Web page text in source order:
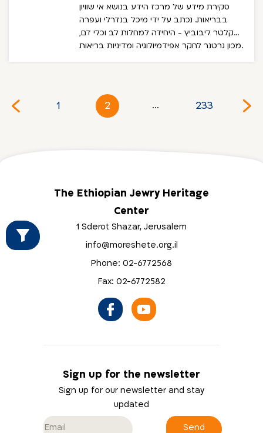
סקירת מידע של מרכז הידע בנושא אי שוויון
בבריאות. נכתב על ידי מיכל בנדרלי ועפרה
קלטר ליבוביץ - היחידה למחלות לב וכלי דם,
מכון גרטנר לחקר אפידמיולוגיה ומדיניות בריאות.
1 2 ... 233
The Ethiopian Jewry Heritage
Center
1 Sderot Shazar, Jerusalem
info@moreshete.org.il
Phone: 02-6772568
Fax: 02-6772582
Sign up for the newsletter
Sign up for our newsletter and stay
updated
Send